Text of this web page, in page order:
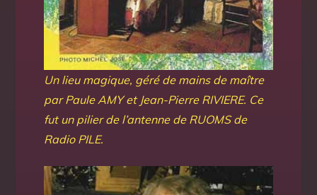
Un lieu magique, géré de mains de maître
par Paule AMY et Jean-Pierre RIVIERE. Ce
fut un pilier de l’antenne de RUOMS de
Radio PILE.